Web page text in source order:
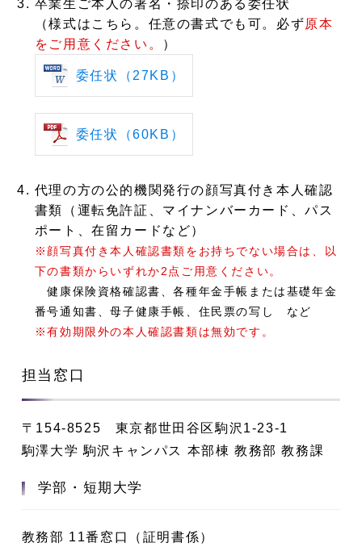
卒業生ご本人の署名・捺印のある委任状
（様式はこちら。任意の書式でも可。必ず原本
をご用意ください。
）
委任状（27KB）
委任状（60KB）
代理の方の公的機関発行の顔写真付き本人確認
書類
（運転免許証、マイナンバーカード、パス
ポート、在留カードなど）
※顔写真付き本人確認書類をお持ちでない場合は、以
下の書類からいずれか2点ご用意ください。
健康保険資格確認書、各種年金手帳または基礎年金
番号通知書、母子健康手帳、住民票の写し など
※有効期限外の本人確認書類は無効です。
担当窓口
〒154-8525 東京都世田谷区駒沢1-23-1
駒澤大学 駒沢キャンパス 本部棟 教務部 教務課
学部・短期大学
教務部 11番窓口（証明書係）